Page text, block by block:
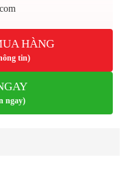
HÀNG
tin)
ngay)